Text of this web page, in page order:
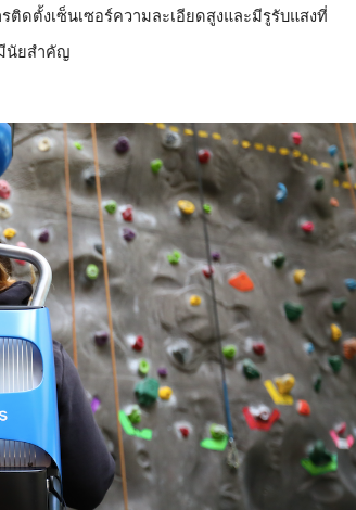
ติดตั้งเซ็นเซอร์ความละเอียดสูงและมีรูรับแสงที่
นัยสำคัญ